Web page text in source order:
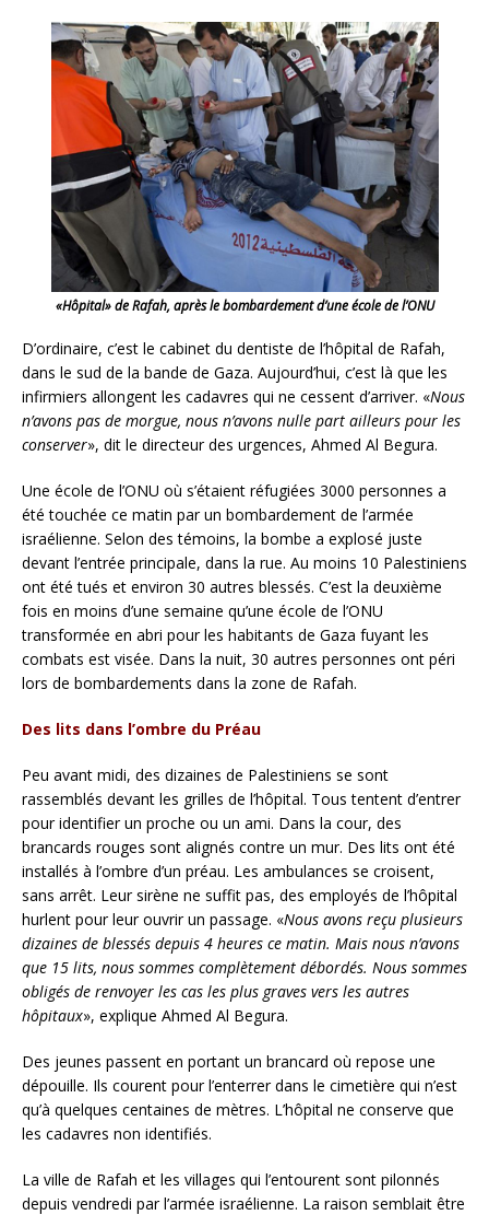
«Hôpital» de Rafah, après le bombardement d’une école de l’ONU
D’ordinaire, c’est le cabinet du dentiste de l’hôpital de Rafah,
dans le sud de la bande de Gaza. Aujourd’hui, c’est là que les
infirmiers allongent les cadavres qui ne cessent d’arriver. «Nous
n’avons pas de morgue, nous n’avons nulle part ailleurs pour les
conserver», dit le directeur des urgences, Ahmed Al Begura.
Une école de l’ONU où s’étaient réfugiées 3000 personnes a
été touchée ce matin par un bombardement de l’armée
israélienne. Selon des témoins, la bombe a explosé juste
devant l’entrée principale, dans la rue. Au moins 10 Palestiniens
ont été tués et environ 30 autres blessés. C’est la deuxième
fois en moins d’une semaine qu’une école de l’ONU
transformée en abri pour les habitants de Gaza fuyant les
combats est visée. Dans la nuit, 30 autres personnes ont péri
lors de bombardements dans la zone de Rafah.
Des lits dans l’ombre du Préau
Peu avant midi, des dizaines de Palestiniens se sont
rassemblés devant les grilles de l’hôpital. Tous tentent d’entrer
pour identifier un proche ou un ami. Dans la cour, des
brancards rouges sont alignés contre un mur. Des lits ont été
installés à l’ombre d’un préau. Les ambulances se croisent,
sans arrêt. Leur sirène ne suffit pas, des employés de l’hôpital
hurlent pour leur ouvrir un passage. «Nous avons reçu plusieurs
dizaines de blessés depuis 4 heures ce matin. Mais nous n’avons
que 15 lits, nous sommes complètement débordés. Nous sommes
obligés de renvoyer les cas les plus graves vers les autres
hôpitaux», explique Ahmed Al Begura.
Des jeunes passent en portant un brancard où repose une
dépouille. Ils courent pour l’enterrer dans le cimetière qui n’est
qu’à quelques centaines de mètres. L’hôpital ne conserve que
les cadavres non identifiés.
La ville de Rafah et les villages qui l’entourent sont pilonnés
depuis vendredi par l’armée israélienne. La raison semblait être